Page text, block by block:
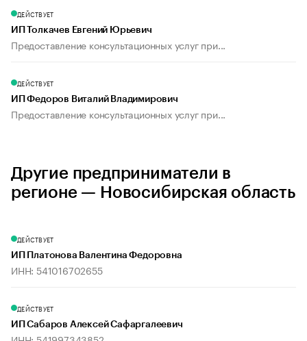
ДЕЙСТВУЕТ
ИП Толкачев Евгений Юрьевич
Предоставление консультационных услуг при...
ДЕЙСТВУЕТ
ИП Федоров Виталий Владимирович
Предоставление консультационных услуг при...
Другие предприниматели в
регионе — Новосибирская область
ДЕЙСТВУЕТ
ИП Платонова Валентина Федоровна
ИНН: 541016702655
ДЕЙСТВУЕТ
ИП Сабаров Алексей Сафаргалеевич